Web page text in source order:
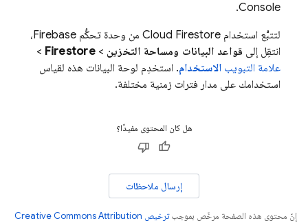
Console.
لتتبُّع استخدام Cloud Firestore
من وحدة تحكُّم Firebase،
انتقِل إلى قواعد البيانات ومساحة التخزين >
Firestore
>
علامة التبويب الاستخدام. استخدِم لوحة البيانات هذه لقياس
استخدامك على مدار فترات زمنية مختلفة.
هل كان المحتوى مفيدًا؟
إرسال ملاحظات
إنّ محتوى هذه الصفحة مرخّص بموجب
ترخيص Creative Commons Attribution